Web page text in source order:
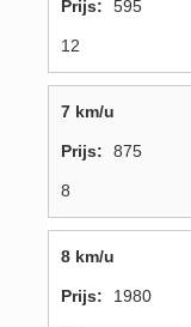
595
12
7 km/u
875
8
8 km/u
1980